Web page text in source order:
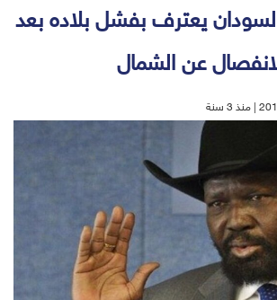
يعترف بفشل بلاده بعد
عن الشمال
3 سنة